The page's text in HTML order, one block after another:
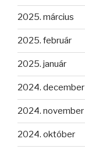
2025. március
2025. február
2025. január
2024. december
2024. november
2024. október